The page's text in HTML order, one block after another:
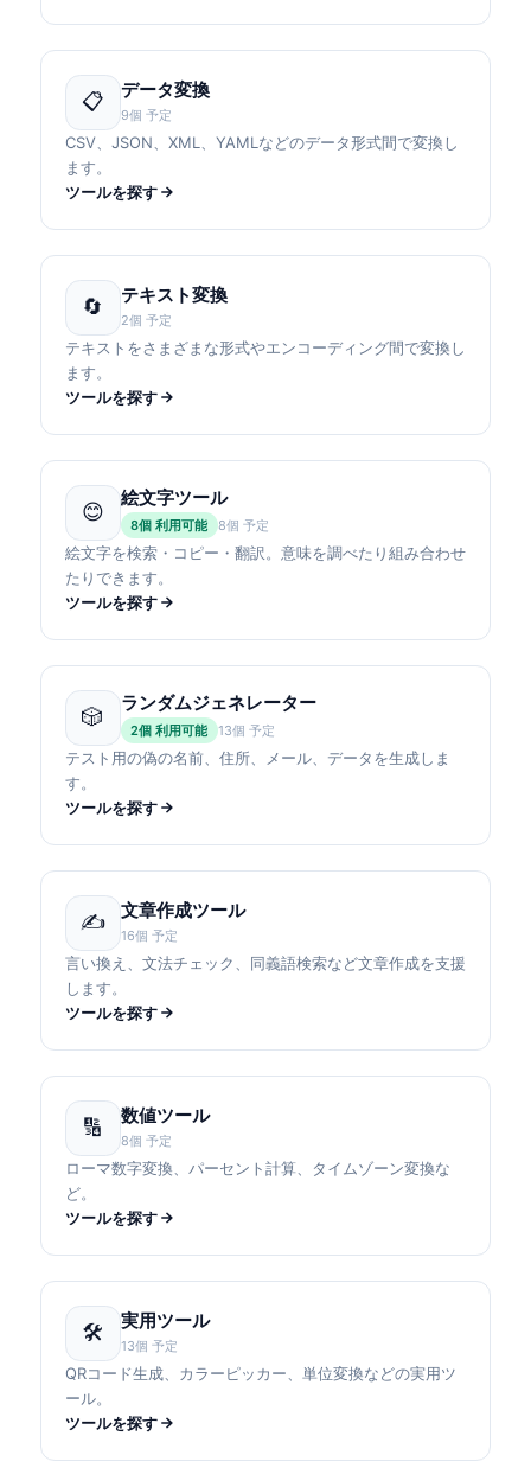
📋 データ変換
9個 予定
CSV、JSON、XML、YAMLなどのデータ形式間で変換し
ます。
ツールを探す
🔄 テキスト変換
2個 予定
テキストをさまざまな形式やエンコーディング間で変換し
ます。
ツールを探す
😊
絵文字ツール
8個 利用可能 8個 予定
絵文字を検索・コピー・翻訳。意味を調べたり組み合わせ
たりできます。
ツールを探す
🎲
ランダムジェネレーター
2個 利用可能 13個 予定
テスト用の偽の名前、住所、メール、データを生成しま
す。
ツールを探す
✍ 文章作成ツール
16個 予定
言い換え、文法チェック、同義語検索など文章作成を支援
します。
ツールを探す
🔢 数値ツール
8個 予定
ローマ数字変換、パーセント計算、タイムゾーン変換な
ど。
ツールを探す
🛠 実用ツール
13個 予定
QRコード生成、カラーピッカー、単位変換などの実用ツ
ール。
ツールを探す